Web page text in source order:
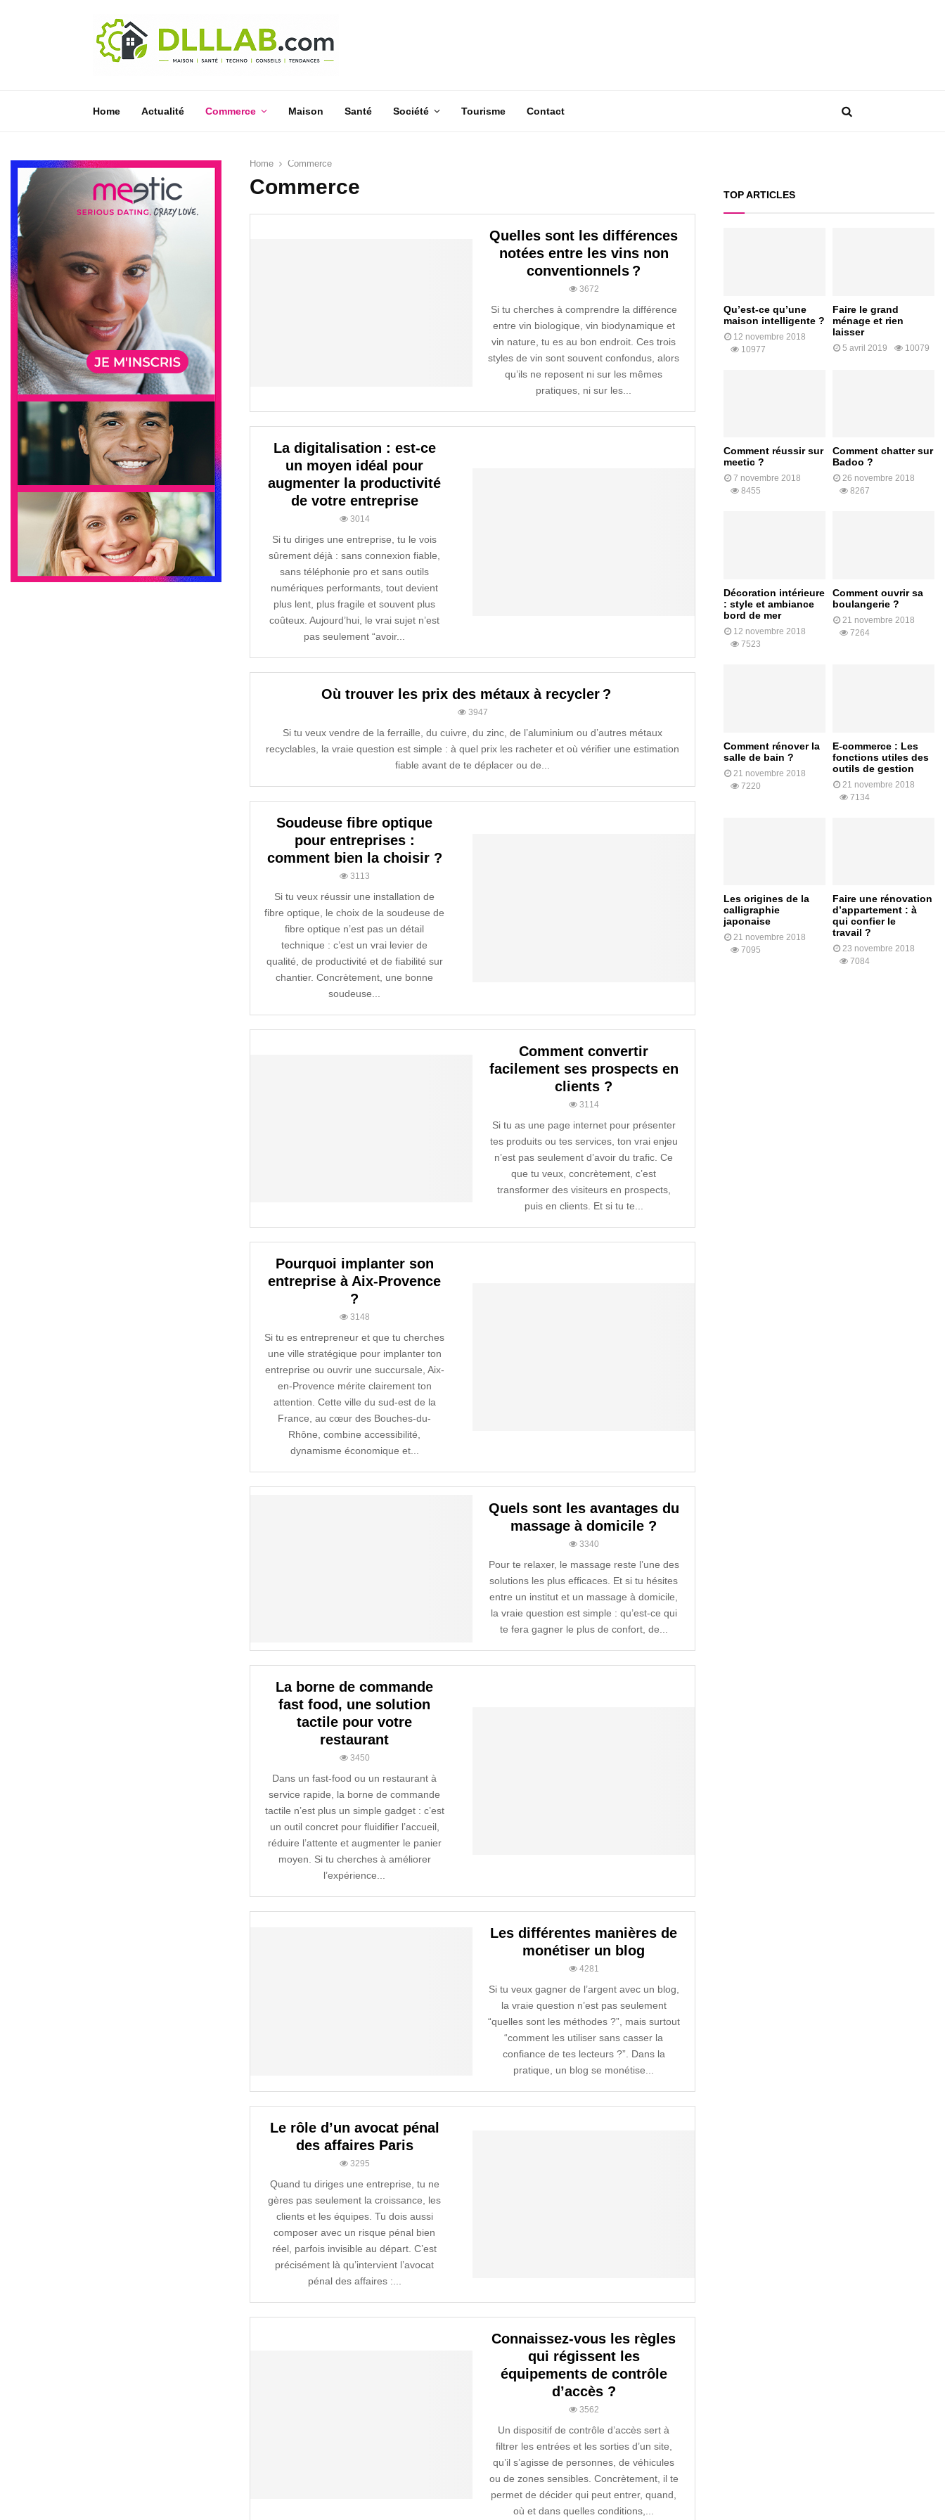
Home Actualité Commerce Maison Santé Société Tourisme Contact
Home Commerce
Commerce
Quelles sont les différences
notées entre les vins non
conventionnels ?
3672
Si tu cherches à comprendre la différence
entre vin biologique, vin biodynamique et
vin nature, tu es au bon endroit. Ces trois
styles de vin sont souvent confondus, alors
qu’ils ne reposent ni sur les mêmes
pratiques, ni sur les...
La digitalisation : est-ce
un moyen idéal pour
augmenter la productivité
de votre entreprise
3014
Si tu diriges une entreprise, tu le vois
sûrement déjà : sans connexion fiable,
sans téléphonie pro et sans outils
numériques performants, tout devient
plus lent, plus fragile et souvent plus
coûteux. Aujourd’hui, le vrai sujet n’est
pas seulement “avoir...
Où trouver les prix des métaux à recycler ?
3947
Si tu veux vendre de la ferraille, du cuivre, du zinc, de l’aluminium ou d’autres métaux
recyclables, la vraie question est simple : à quel prix les racheter et où vérifier une estimation
fiable avant de te déplacer ou de...
Soudeuse fibre optique
pour entreprises :
comment bien la choisir ?
3113
Si tu veux réussir une installation de
fibre optique, le choix de la soudeuse de
fibre optique n’est pas un détail
technique : c’est un vrai levier de
qualité, de productivité et de fiabilité sur
chantier. Concrètement, une bonne
soudeuse...
Comment convertir
facilement ses prospects en
clients ?
3114
Si tu as une page internet pour présenter
tes produits ou tes services, ton vrai enjeu
n’est pas seulement d’avoir du trafic. Ce
que tu veux, concrètement, c’est
transformer des visiteurs en prospects,
puis en clients. Et si tu te...
Pourquoi implanter son
entreprise à Aix-Provence
?
3148
Si tu es entrepreneur et que tu cherches
une ville stratégique pour implanter ton
entreprise ou ouvrir une succursale, Aix-
en-Provence mérite clairement ton
attention. Cette ville du sud-est de la
France, au cœur des Bouches-du-
Rhône, combine accessibilité,
dynamisme économique et...
Quels sont les avantages du
massage à domicile ?
3340
Pour te relaxer, le massage reste l’une des
solutions les plus efficaces. Et si tu hésites
entre un institut et un massage à domicile,
la vraie question est simple : qu’est-ce qui
te fera gagner le plus de confort, de...
La borne de commande
fast food, une solution
tactile pour votre
restaurant
3450
Dans un fast-food ou un restaurant à
service rapide, la borne de commande
tactile n’est plus un simple gadget : c’est
un outil concret pour fluidifier l’accueil,
réduire l’attente et augmenter le panier
moyen. Si tu cherches à améliorer
l’expérience...
Les différentes manières de
monétiser un blog
4281
Si tu veux gagner de l’argent avec un blog,
la vraie question n’est pas seulement
“quelles sont les méthodes ?”, mais surtout
“comment les utiliser sans casser la
confiance de tes lecteurs ?”. Dans la
pratique, un blog se monétise...
Le rôle d’un avocat pénal
des affaires Paris
3295
Quand tu diriges une entreprise, tu ne
gères pas seulement la croissance, les
clients et les équipes. Tu dois aussi
composer avec un risque pénal bien
réel, parfois invisible au départ. C’est
précisément là qu’intervient l’avocat
pénal des affaires :...
Connaissez-vous les règles
qui régissent les
équipements de contrôle
d’accès ?
3562
Un dispositif de contrôle d’accès sert à
filtrer les entrées et les sorties d’un site,
qu’il s’agisse de personnes, de véhicules
ou de zones sensibles. Concrètement, il te
permet de décider qui peut entrer, quand,
où et dans quelles conditions,...
TOP ARTICLES
Qu’est-ce qu’une
maison intelligente ?
12 novembre 2018
10977
Faire le grand
ménage et rien
laisser
5 avril 2019 10079
Comment réussir sur
meetic ?
7 novembre 2018
8455
Comment chatter sur
Badoo ?
26 novembre 2018
8267
Décoration intérieure
: style et ambiance
bord de mer
12 novembre 2018
7523
Comment ouvrir sa
boulangerie ?
21 novembre 2018
7264
Comment rénover la
salle de bain ?
21 novembre 2018
7220
E-commerce : Les
fonctions utiles des
outils de gestion
21 novembre 2018
7134
Les origines de la
calligraphie
japonaise
21 novembre 2018
7095
Faire une rénovation
d’appartement : à
qui confier le
travail ?
23 novembre 2018
7084